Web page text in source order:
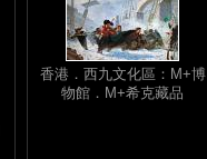
香港．西九文化區：M+博
物館．M+希克藏品